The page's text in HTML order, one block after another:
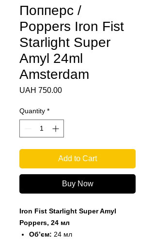
Попперс /
Poppers Iron Fist
Starlight Super
Amyl 24ml
Amsterdam
UAH 750.00Price
Quantity *
Add to Cart
Buy Now
Iron Fist Starlight Super Amyl
Poppers, 24 мл
Об’єм: 24 мл